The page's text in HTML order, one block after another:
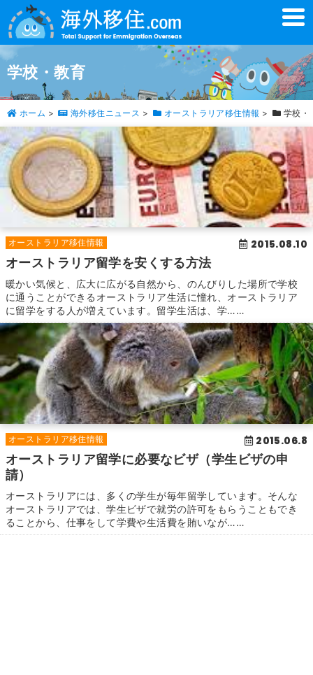
t
o
g
e
n
a
v
i
g
a
t
i
o
n
学校・教育
ホーム > 海外移住ニュース > オーストラリア移住情報 > 学校・
オーストラリア移住情報 2015.08.10
オーストラリア留学を安くする方法
暖かい気候と、広大に広がる自然から、のんびりした場所で学校
に通うことができるオーストラリア生活に憧れ、オーストラリア
に留学をする人が増えています。留学生活は、学……
オーストラリア移住情報 2015.06.8
オーストラリア留学に必要なビザ（学生ビザの申
請）
オーストラリアには、多くの学生が毎年留学しています。そんな
オーストラリアでは、学生ビザで就労の許可をもらうこともでき
ることから、仕事をして学費や生活費を賄いなが……